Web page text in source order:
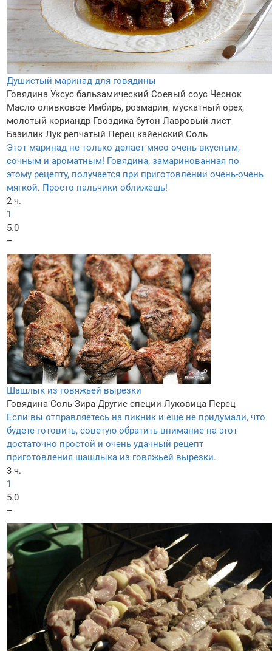
Душистый маринад для говядины
Говядина Уксус бальзамический Соевый соус Чеснок
Масло оливковое Имбирь, розмарин, мускатный орех,
молотый кориандр Гвоздика бутон Лавровый лист
Базилик Лук репчатый Перец кайенский Соль
Этот маринад не только делает мясо очень вкусным,
сочным и ароматным! Говядина, замаринованная по
этому рецепту, получается при приготовлении очень-очень
мягкой. Просто пальчики оближешь!
2 ч.
1
5.0
–
Шашлык из говяжьей вырезки
Говядина Соль Зира Другие специи Луковица Перец
Если вы отправляетесь на пикник и еще не придумали, что
будете готовить, советую обратить внимание на этот
достаточно простой и очень удачный рецепт
приготовления шашлыка из говяжьей вырезки.
3 ч.
1
5.0
–